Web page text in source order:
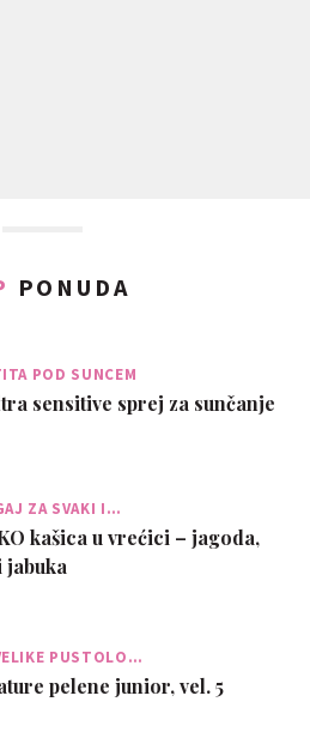
PONUDA
POD SUNCEM
sensitive sprej za sunčanje
ZA SVAKI I…
kašica u vrećici – jagoda,
PUSTOLO…
pelene junior, vel. 5